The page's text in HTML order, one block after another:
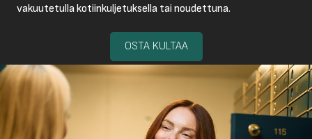
vakuutetulla kotiinkuljetuksella tai noudettuna.
OSTA KULTAA